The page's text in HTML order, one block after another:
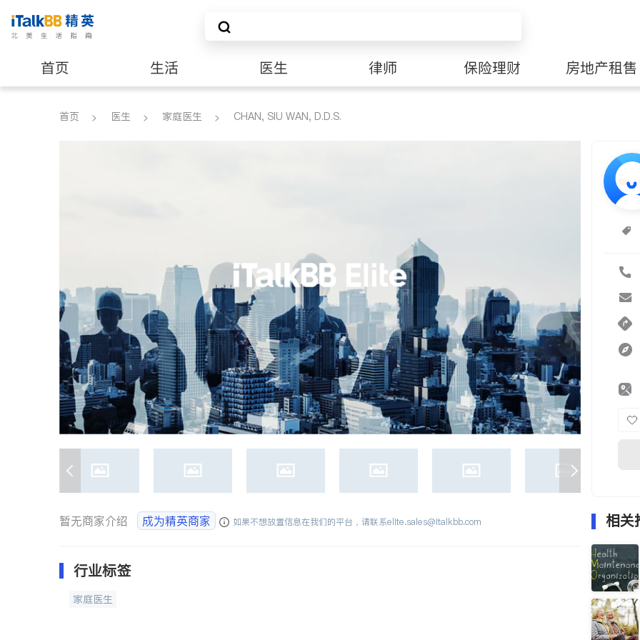
首页 生活 医生 律师 保险理财 房地产租售
养老 非盈利组织
首页 医生 家庭医生 CHAN, SIU WAN, D.D.S.
暂无商家介绍 成为精英商家 如果不想放置信息在我们的平台，请联系elite.sales@italkbb.com
行业标签
家庭医生
相关